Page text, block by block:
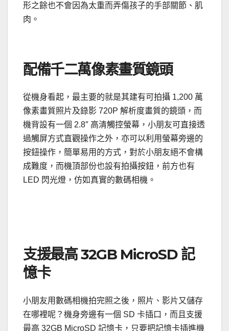
形之餘也不會因為太重而弄傷孩子的手部關節、肌
肉。
配備千二萬像素畫質鏡頭
從機身看起，最主要的就是其建有可拍攝 1,200 萬
像素畫質照片及錄影 720P 解析度畫質的鏡頭，而
機背設有一個 2.8″ 高清觸控螢幕，小朋友可直接透
過觸屏方式直觀操作之外，亦可以利用螢幕旁邊的
按鈕操作，簡單易用的方式，對於小朋友絕不會構
成難度，而機頂部份也設有拍攝按鈕，前方也有
LED 閃光燈，仿如真實的數碼相機。
支援最高 32GB MicroSD 記
憶卡
小朋友用數碼相機拍完照之後，照片、影片又儲存
在哪裡呢？機身旁邊有一個 SD 卡插口，而且支援
最高 32GB MicroSD 記憶卡，只要把記憶卡插進機